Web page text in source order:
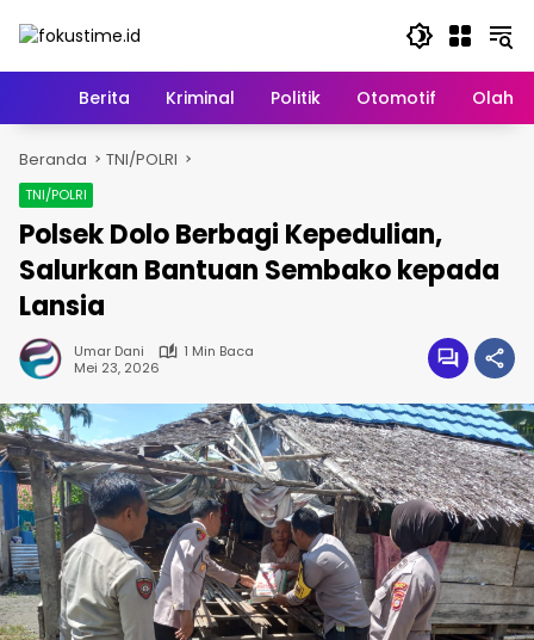
HomeBerita Kriminal Politik Otomotif
Beranda TNI/POLRI
TNI/POLRI
Polsek Dolo Berbagi Kepedulian,
Salurkan Bantuan Sembako kepada
Lansia
Umar Dani
1 Min Baca
Mei 23, 2026